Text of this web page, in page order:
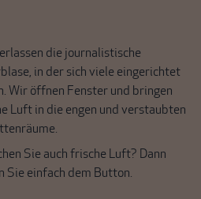
die journalistische
in der sich viele eingerichtet
Wir öffnen Fenster und bringen
Luft in die engen und verstaubten
Sie auch frische Luft? Dann
Sie einfach dem Button.